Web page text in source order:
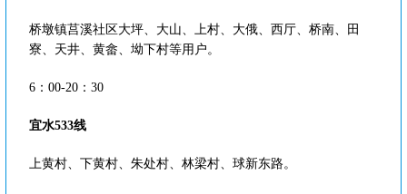
桥墩镇莒溪社区大坪、大山、上村、大俄、西厅、桥南、田
寮、天井、黄畲、坳下村等用户。
6：00-20：30
宜水533线
上黄村、下黄村、朱处村、林梁村、球新东路。